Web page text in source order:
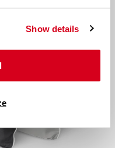
Show details